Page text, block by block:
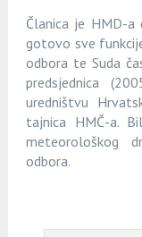
Članica je HMD-a
gotovo sve
odbora te Suda
predsjednica
uredništvu
tajnica HMČ-a.
meteorološkog
odbora.